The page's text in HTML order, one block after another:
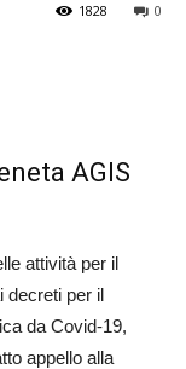
0
1828
AGIS
attività per il
decreti per il
da Covid-19,
appello alla